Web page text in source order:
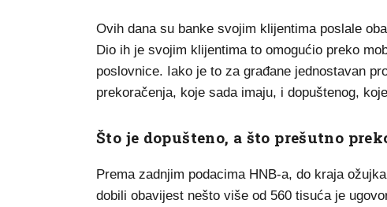
Ovih dana su banke svojim klijentima poslale
Dio ih je svojim klijentima to omogućio preko
poslovnice. Iako je to za građane jednostavan
prekoračenja, koje sada imaju, i dopuštenog,
Što je dopušteno, a što prešutno
Prema zadnjim podacima HNB-a, do kraja
dobili obavijest nešto više od 560 tisuća je